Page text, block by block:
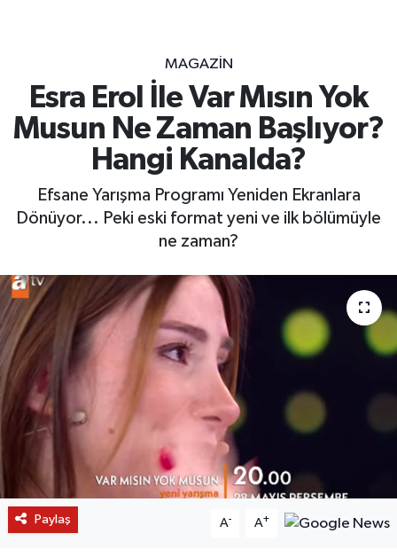
MAGAZİN
Esra Erol İle Var Mısın Yok
Musun Ne Zaman Başlıyor?
Hangi Kanalda?
Efsane Yarışma Programı Yeniden Ekranlara
Dönüyor... Peki eski format yeni ve ilk bölümüyle
ne zaman?
Paylaş A- A+